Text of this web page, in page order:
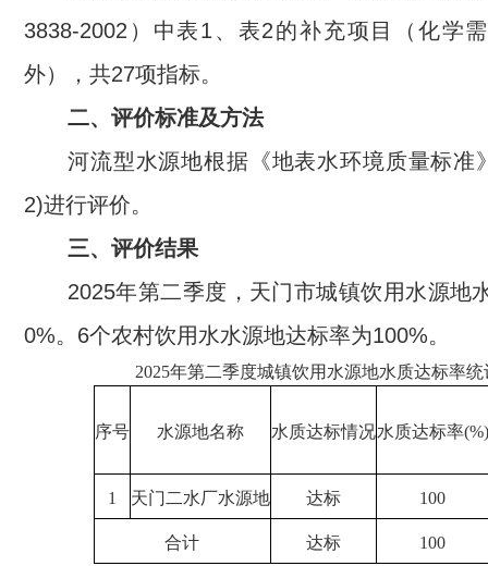
3838-2002）中表1、表2的补充项目（化学
外），共27项指标。
二、评价标准及方法
河流型水源地根据《地表水环境质量标准
2)进行评价。
三、评价结果
2025年第二季度，天门市城镇饮用水源地
0%。6个农村饮用水水源地达标率为100%。
2025年第二季度城镇饮用水源地水质达标率统
序号 水源地名称 水质达标情况水质达标率(%)
1 天门二水厂水源地 达标 100
合计 达标 100